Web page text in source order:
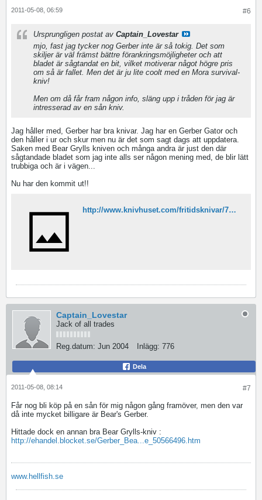
#6
2011-05-08, 06:59
Ursprungligen postat av Captain_Lovestar
mjo, fast jag tycker nog Gerber inte är så tokig. Det som
skiljer är väl främst bättre förankringsmöjligheter och att
bladet är sågtandat en bit, vilket motiverar något högre pris
om så är fallet. Men det är ju lite coolt med en Mora survival-
kniv!
Men om då får fram någon info, släng upp i tråden för jag är
intresserad av en sån kniv.
Jag håller med, Gerber har bra knivar. Jag har en Gerber Gator och
den håller i ur och skur men nu är det som sagt dags att uppdatera.
Saken med Bear Grylls kniven och många andra är just den där
sågtandade bladet som jag inte alls ser någon mening med, de blir lätt
trubbiga och är i vägen...
Nu har den kommit ut!!
http://www.knivhuset.com/fritidsknivar/700-morakniv-bushcraft-survival.html
Captain_Lovestar
Jack of all trades
Reg.datum: Jun 2004 Inlägg: 776
Dela
#7
2011-05-08, 08:14
Får nog bli köp på en sån för mig någon gång framöver, men den var
då inte mycket billigare är Bear's Gerber.
Hittade dock en annan bra Bear Grylls-kniv :
http://ehandel.blocket.se/Gerber_Bea...e_50566496.htm
www.hellfish.se